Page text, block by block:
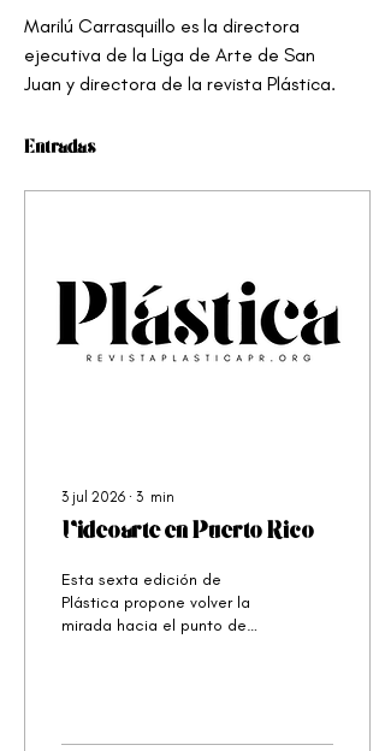
Marilú Carrasquillo es la directora
ejecutiva de la Liga de Arte de San
Juan y directora de la revista Plástica.
Entradas
3 jul 2026 ∙ 3 min
Videoarte en Puerto Rico
Esta sexta edición de
Plástica propone volver la
mirada hacia el punto de
transformaciones